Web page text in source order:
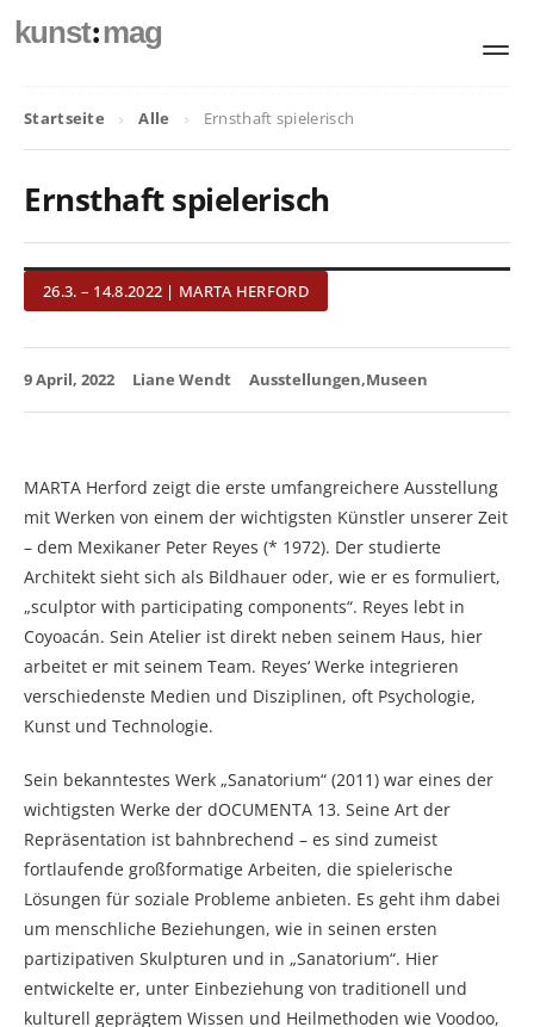
kunst:mag
Startseite Alle Ernsthaft spielerisch
Ernsthaft spielerisch
26.3. – 14.8.2022 | MARTA HERFORD
9 April, 2022 Liane Wendt Ausstellungen Museen
MARTA Herford zeigt die erste umfangreichere Ausstellung
mit Werken von einem der wichtigsten Künstler unserer Zeit
– dem Mexikaner Peter Reyes (* 1972). Der studierte
Architekt sieht sich als Bildhauer oder, wie er es formuliert,
„sculptor with participating components“. Reyes lebt in
Coyoacán. Sein Atelier ist direkt neben seinem Haus, hier
arbeitet er mit seinem Team. Reyes‘ Werke integrieren
verschiedenste Medien und Disziplinen, oft Psychologie,
Kunst und Technologie.
Sein bekanntestes Werk „Sanatorium“ (2011) war eines der
wichtigsten Werke der dOCUMENTA 13. Seine Art der
Repräsentation ist bahnbrechend – es sind zumeist
fortlaufende großformatige Arbeiten, die spielerische
Lösungen für soziale Probleme anbieten. Es geht ihm dabei
um menschliche Beziehungen, wie in seinen ersten
partizipativen Skulpturen und in „Sanatorium“. Hier
entwickelte er, unter Einbeziehung von traditionell und
kulturell geprägtem Wissen und Heilmethoden wie Voodoo,